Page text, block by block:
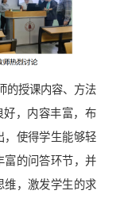
的授课内容、方法
好，内容丰富，布
，使得学生能够轻
富的问答环节，并
维，激发学生的求